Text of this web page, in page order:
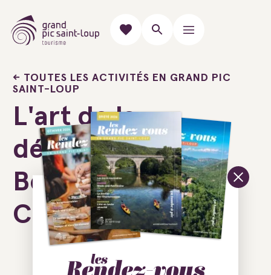
TOUTES LES ACTIVITÉS EN GRAND PIC
SAINT-LOUP
L'art de la
dégustation -
Bergerie du
Capucin